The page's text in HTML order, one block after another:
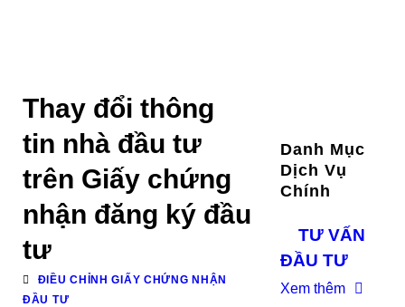
Thay đổi thông
tin nhà đầu tư
trên Giấy chứng
nhận đăng ký đầu
tư
ĐIỀU CHỈNH GIẤY CHỨNG NHẬN
ĐẦU TƯ
Danh Mục
Dịch Vụ
Chính
TƯ VẤN
ĐẦU TƯ
Xem thêm